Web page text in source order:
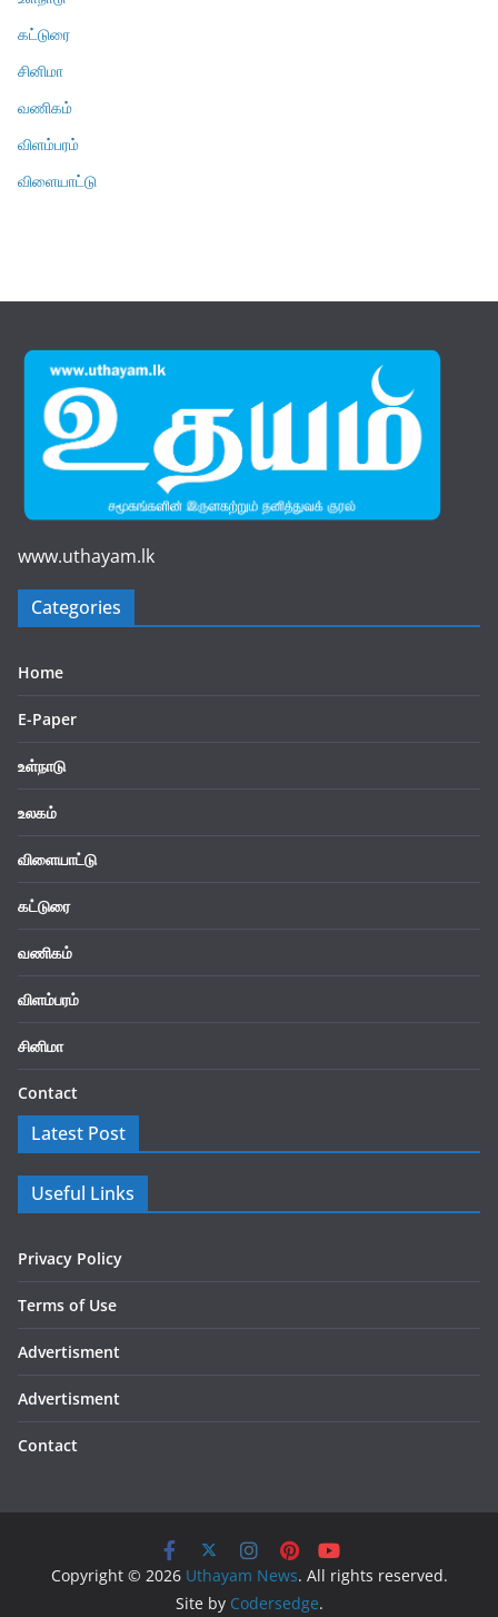
கட்டுரை
சினிமா
வணிகம்
விளம்பரம்
விளையாட்டு
www.uthayam.lk
Categories
Home
E-Paper
உள்நாடு
உலகம்
விளையாட்டு
கட்டுரை
வணிகம்
விளம்பரம்
சினிமா
Contact
Latest Post
Useful Links
Privacy Policy
Terms of Use
Advertisment
Advertisment
Contact
Copyright © 2026 Uthayam News. All rights reserved.
Site by Codersedge.